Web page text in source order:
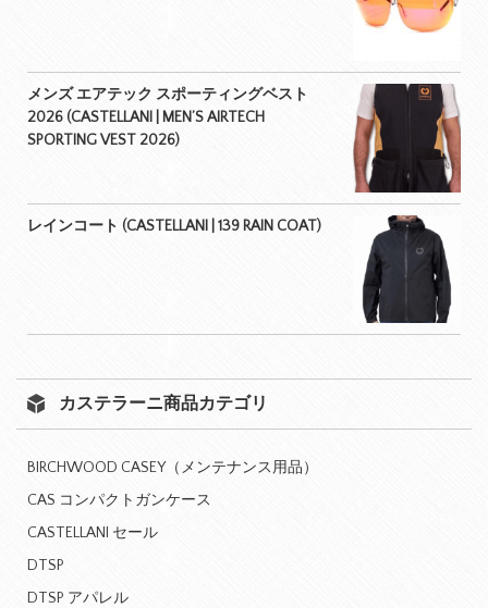
メンズ エアテック スポーティングベスト
2026 (CASTELLANI | MEN’S AIRTECH
SPORTING VEST 2026)
レインコート (CASTELLANI | 139 RAIN COAT)
カステラーニ商品カテゴリ
BIRCHWOOD CASEY（メンテナンス用品）
CAS コンパクトガンケース
CASTELLANI セール
DTSP
DTSP アパレル